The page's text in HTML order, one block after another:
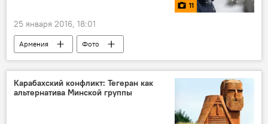
11
25 января 2016, 18:01
Армения Фото
Карабахский конфликт: Тегеран как
альтернатива Минской группы